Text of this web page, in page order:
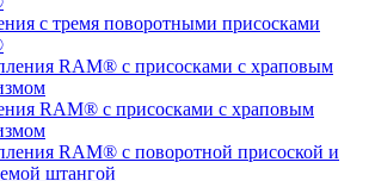
с тремя поворотными присосками
RAM® с присосками с храповым